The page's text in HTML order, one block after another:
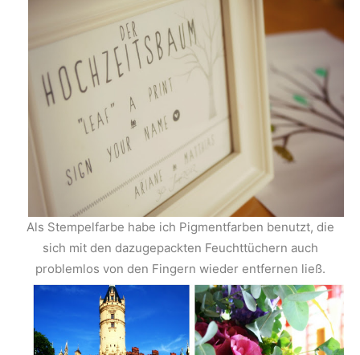
Als Stempelfarbe habe ich Pigmentfarben benutzt, die
sich mit den dazugepackten Feuchttüchern auch
problemlos von den Fingern wieder entfernen ließ.